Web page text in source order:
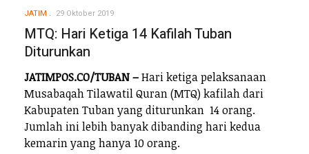
JATIM 29 Oktober 2019
MTQ: Hari Ketiga 14 Kafilah Tuban
Diturunkan
JATIMPOS.CO/TUBAN –Hari ketiga pelaksanaan
Musabaqah Tilawatil Quran (MTQ) kafilah dari
Kabupaten Tuban yang diturunkan 14 orang.
Jumlah ini lebih banyak dibanding hari kedua
kemarin yang hanya 10 orang.